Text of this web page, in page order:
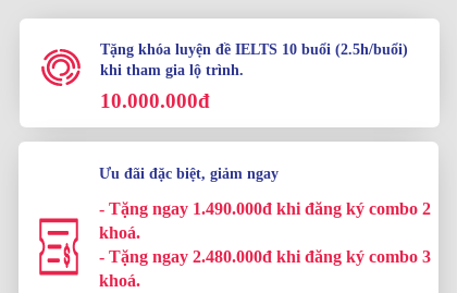
Tặng khóa luyện đề IELTS 10 buổi (2.5h/buổi)
khi tham gia lộ trình.
10.000.000đ
Ưu đãi đặc biệt, giảm ngay
- Tặng ngay 1.490.000đ khi đăng ký combo 2
khoá.
- Tặng ngay 2.480.000đ khi đăng ký combo 3
khoá.